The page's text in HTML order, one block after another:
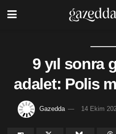
9 yıl sonra
adalet: Polis
Gazedda 14 Ekim